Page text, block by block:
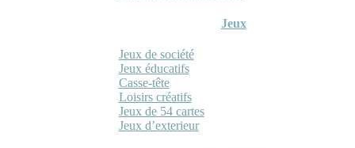
Jeux
Jeux de société
Jeux éducatifs
Casse-tête
Loisirs créatifs
Jeux de 54 cartes
Jeux d’exterieur